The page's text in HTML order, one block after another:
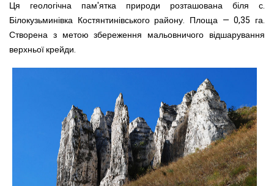
Ця геологічна пам'ятка природи розташована біля с.
Білокузьминівка Костянтинівського району. Площа — 0,35 га.
Створена з метою збереження мальовничого відшарування
верхньої крейди.